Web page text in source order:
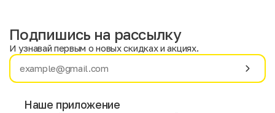
Имя
Подпишись на рассылку
И узнавай первым о новых скидках и акциях.
Наше приложение